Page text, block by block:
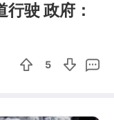
驶 政府：
5